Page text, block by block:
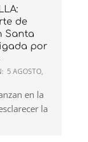
de
Santa
por
5 AGOSTO,
en la
la